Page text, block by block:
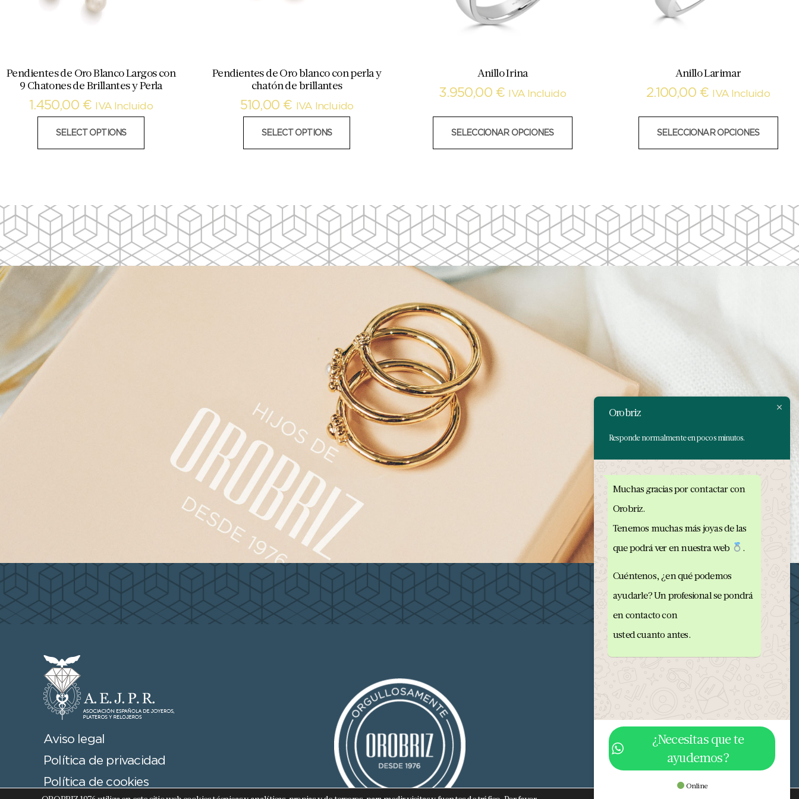
Pendientes de Oro Blanco Largos con
9 Chatones de Brillantes y Perla
1.450,00 € IVA Incluido
SELECT OPTIONS
Pendientes de Oro blanco con perla y
chatón de brillantes
510,00 € IVA Incluido
SELECT OPTIONS
Anillo Irina
3.950,00 € IVA Incluido
SELECCIONAR OPCIONES
Anillo Larimar
2.100,00 € IVA Incluido
SELECCIONAR OPCIONES
Aviso legal
Política de privacidad
Política de cookies
682 293 876
info@orobriz.es
Orobriz
Responde normalmente en pocos minutos.
Muchas gracias por contactar con
Orobriz.
Tenemos muchas más joyas de las
que podrá ver en nuestra web
.
Cuéntenos, ¿en qué podemos
ayudarle? Un profesional se pondrá
en contacto con
usted cuanto antes.
¿Necesitas que te
ayudemos?
Online